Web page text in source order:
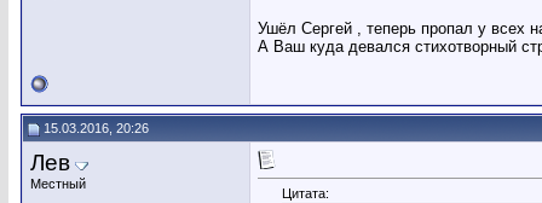
Ушёл Сергей , теперь пропал у всех
А Ваш куда девался стихотворный
15.03.2016, 20:26
Лев
Местный
Цитата: